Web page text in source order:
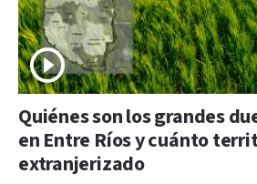
Quiénes son los grandes
en Entre Ríos y cuánto
extranjerizado